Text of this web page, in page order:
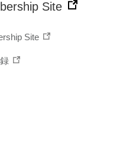
Site
Site